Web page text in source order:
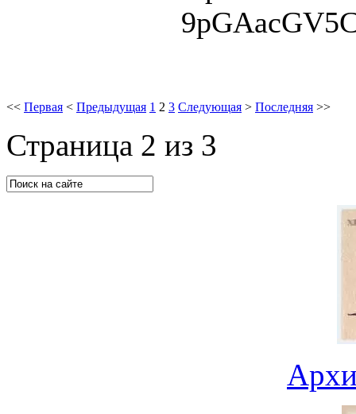
<< Первая < Предыдущая 1 2 3 Следующая > Последняя >>
Страница 2 из 3